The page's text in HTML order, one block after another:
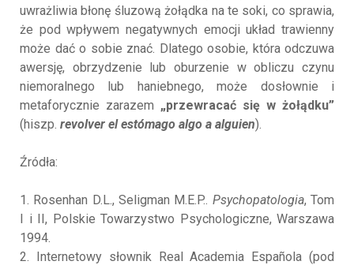
uwrażliwia błonę śluzową żołądka na te soki, co sprawia,
że pod wpływem negatywnych emocji układ trawienny
może dać o sobie znać. Dlatego osobie, która odczuwa
awersję, obrzydzenie lub oburzenie w obliczu czynu
niemoralnego lub haniebnego, może dosłownie i
metaforycznie zarazem „przewracać się w żołądku”
(hiszp. revolver el estómago algo a alguien).
Źródła:
1. Rosenhan D.L., Seligman M.E.P.. Psychopatologia, Tom
I i II, Polskie Towarzystwo Psychologiczne, Warszawa
1994.
2. Internetowy słownik Real Academia Española (pod